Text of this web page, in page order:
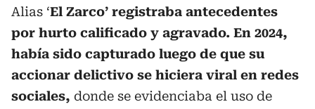
Alias ‘El Zarco’ registraba antecedentes
por hurto calificado y agravado. En 2024,
había sido capturado luego de que su
accionar delictivo se hiciera viral en redes
sociales, donde se evidenciaba el uso de